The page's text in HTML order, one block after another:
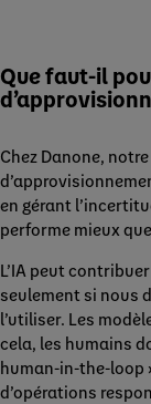
Que faut-il
Chez Danone,
en gérant
performe mieux
L’IA peut
seulement si nous
l’utiliser. Les
cela, les humains
human-in-the-loop
d’opérations